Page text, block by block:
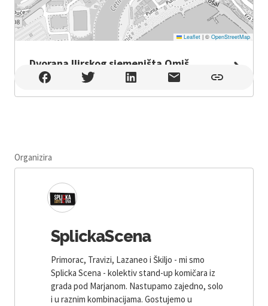
Leaflet |© OpenStreetMap
Dvorana Ilirskog sjemeništa Omiš
Dvorana Ilirskog sjemeništa Omiš , Omiš
Organizira
SplickaScena
Primorac, Travizi, Lazaneo i Škiljo - mi smo
Splicka Scena - kolektiv stand-up komičara iz
grada pod Marjanom. Nastupamo zajedno, solo
i u raznim kombinacijama. Gostujemo u